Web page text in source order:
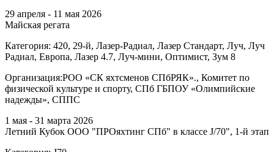
29 апреля - 11 мая 2026
Майская регата
Категория: 420, 29-й, Лазер-Радиал, Лазер Стандарт, Луч, Луч
Радиал, Европа, Лазер 4.7, Луч-мини, Оптимист, Зум 8
Организация:РОО «СК яхтсменов СПбРЯК»., Комитет по
физической культуре и спорту, СПб ГБПОУ «Олимпийские
надежды», СППС
1 мая - 31 марта 2026
Летний Кубок ООО "ПРОяхтинг СПб" в классе J/70", 1-й этап